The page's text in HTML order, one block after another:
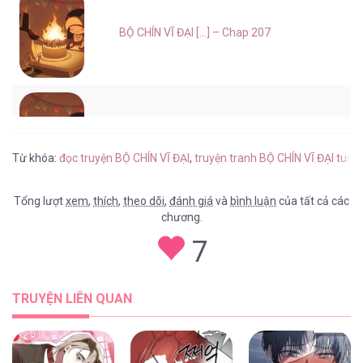
BỘ CHÍN VĨ ĐẠI [...] – Chap 207
BỘ CHÍN VĨ ĐẠI [...] – Chap 205
BỘ CHÍN VĨ ĐẠI [...] – Chap 204
Từ khóa: đọc truyện BỘ CHÍN VĨ ĐẠI, truyện tranh BỘ CHÍN VĨ ĐẠI
Tổng lượtxem, thích, theo dõi, đánh giá và bình luận của tất cả các
chương.
7
TRUYỆN LIÊN QUAN